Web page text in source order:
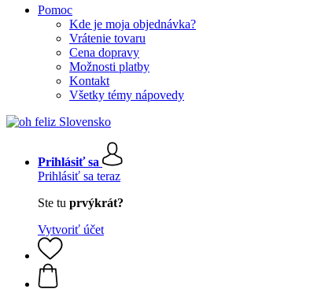
Pomoc
Kde je moja objednávka?
Vrátenie tovaru
Cena dopravy
Možnosti platby
Kontakt
Všetky témy nápovedy
Prihlásiť sa
Prihlásiť sa teraz
Ste tu prvýkrát?
Vytvoriť účet